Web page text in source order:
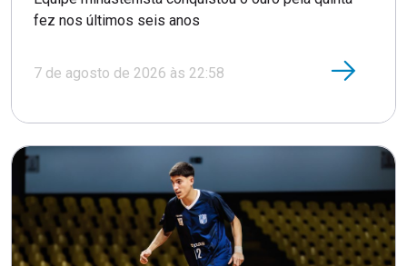
fez nos últimos seis anos
7 de agosto de 2026 às 22:58